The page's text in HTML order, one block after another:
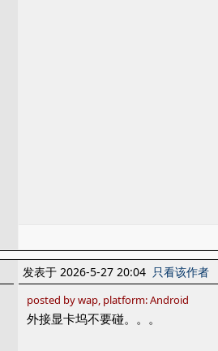
发表于 2026-5-27 20:04 只看该作者
posted by wap, platform: Android
外接显卡坞不要碰。。。